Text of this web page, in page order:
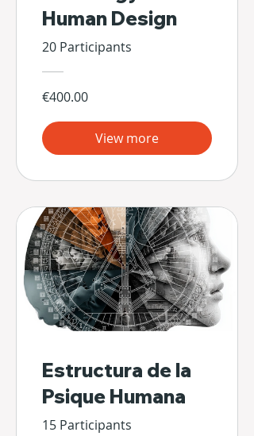
Human Design
20 Participants
€400.00
View more
Estructura de la
Psique Humana
15 Participants